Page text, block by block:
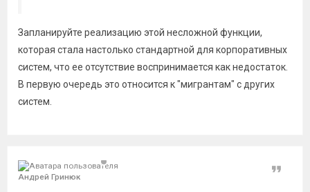
Запланируйте реализацию этой несложной функции,
которая стала настолько стандартной для корпоративных
систем, что ее отсутствие воспринимается как недостаток.
В первую очередь это относится к "мигрантам" с других
систем.
Андрей Гринюк
Цитата